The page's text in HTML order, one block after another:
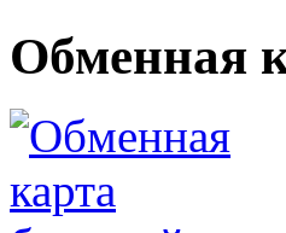
Обменная